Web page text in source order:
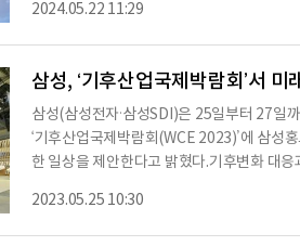
참석했으며, 전 임직원을 대상으로 온라인
삼성SDI IP 전략에 관한 이승규 법무팀장의
2024.05.22 11:29
삼성, ‘기후산업국제박람회’서
삼성(삼성전자·삼성SDI)은 25일부터 27일
‘기후산업국제박람회(WCE 2023)’에 삼성
한 일상을 제안한다고 밝혔다.기후변화 대
상’을 주제로 삼성홍보관을 운영한다.삼성
하게 하는 반도체 △환경가치를 창출하는 배
2023.05.25 10:30